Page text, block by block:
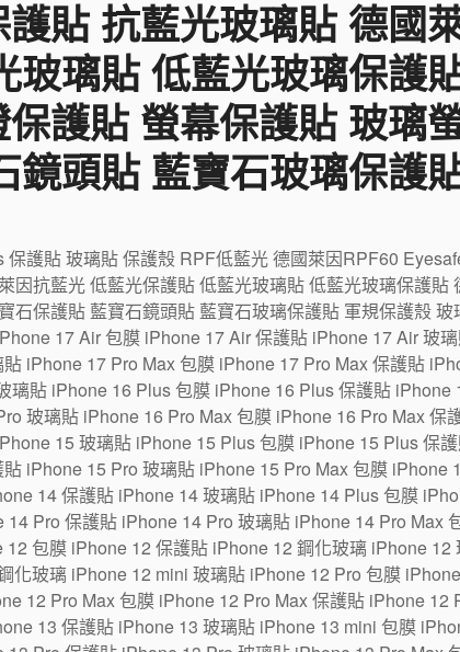
貼 抗藍光玻璃貼 德國
玻璃貼 低藍光玻璃保護
護貼 螢幕保護貼 玻璃
鏡頭貼 藍寶石玻璃保護
保護貼 玻璃貼 保護殼 RPF低藍光 德國萊因RPF60
因抗藍光 低藍光保護貼 低藍光玻璃貼 低藍光玻璃保護
石保護貼 藍寶石鏡頭貼 藍寶石玻璃保護貼 軍規保護殼
17 Air 包膜 iPhone 17 Air 保護貼 iPhone 17 Air 玻
iPhone 17 Pro Max 包膜 iPhone 17 Pro Max 保護貼
璃貼 iPhone 16 Plus 包膜 iPhone 16 Plus 保護貼
玻璃貼 iPhone 16 Pro Max 包膜 iPhone 16 Pro Max
15 玻璃貼 iPhone 15 Plus 包膜 iPhone 15 Plus 保
iPhone 15 Pro 玻璃貼 iPhone 15 Pro Max 包膜 iPhone
14 保護貼 iPhone 14 玻璃貼 iPhone 14 Plus 包膜
14 Pro 保護貼 iPhone 14 Pro 玻璃貼 iPhone 14 Pro Max
12 包膜 iPhone 12 保護貼 iPhone 12 鋼化玻璃 iPhone
化玻璃 iPhone 12 mini 玻璃貼 iPhone 12 Pro 包膜
12 Pro Max 包膜 iPhone 12 Pro Max 保護貼 iPhone
13 保護貼 iPhone 13 玻璃貼 iPhone 13 mini 包膜